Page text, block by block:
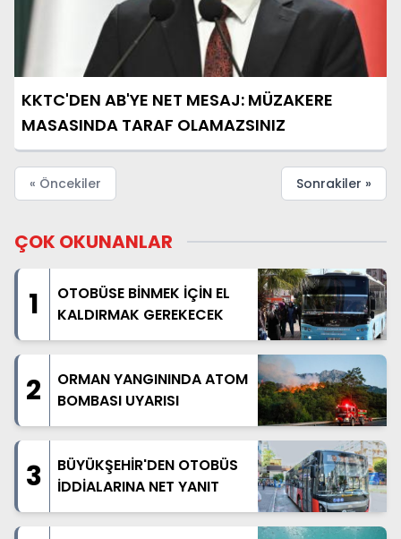
KKTC'DEN AB'YE NET MESAJ: MÜZAKERE
MASASINDA TARAF OLAMAZSINIZ
« Öncekiler Sonrakiler »
ÇOK OKUNANLAR
1
OTOBÜSE BİNMEK İÇİN EL
KALDIRMAK GEREKECEK
2
ORMAN YANGININDA ATOM
BOMBASI UYARISI
3
BÜYÜKŞEHİR'DEN OTOBÜS
İDDİALARINA NET YANIT